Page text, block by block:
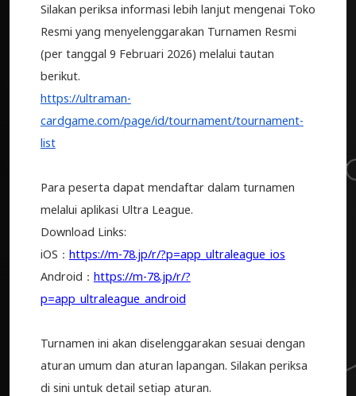
Silakan periksa informasi lebih lanjut mengenai Toko
Resmi yang menyelenggarakan Turnamen Resmi
(per tanggal 9 Februari 2026) melalui tautan
berikut.
https://ultraman-
cardgame.com/page/id/tournament/tournament-
list
Para peserta dapat mendaftar dalam turnamen
melalui aplikasi Ultra League.
Download Links:
iOS： https://m-78.jp/r/?p=app_ultraleague_ios
Android： https://m-78.jp/r/?
p=app_ultraleague_android
Turnamen ini akan diselenggarakan sesuai dengan
aturan umum dan aturan lapangan. Silakan periksa
di sini untuk detail setiap aturan.